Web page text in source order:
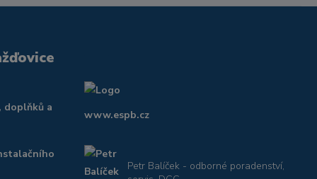
doplňků a
www.espb.cz
Petr Balíček - odborné poradenství,